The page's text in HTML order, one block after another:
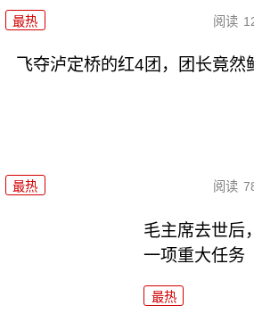
最热 阅读
飞夺泸定桥的红4团，团长竟然
最热 阅读
毛主席去世后
一项重大任务
最热